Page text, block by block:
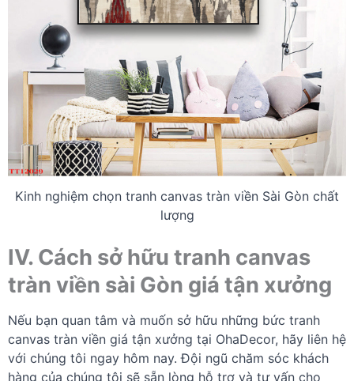
Kinh nghiệm chọn tranh canvas tràn viền Sài Gòn chất
lượng
IV. Cách sở hữu tranh canvas
tràn viền sài Gòn giá tận xưởng
Nếu bạn quan tâm và muốn sở hữu những bức tranh
canvas tràn viền giá tận xưởng tại OhaDecor, hãy liên hệ
với chúng tôi ngay hôm nay. Đội ngũ chăm sóc khách
hàng của chúng tôi sẽ sẵn lòng hỗ trợ và tư vấn cho